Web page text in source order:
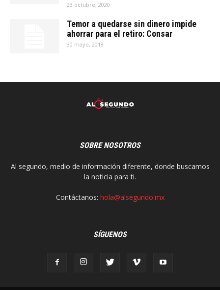
23 octubre, 2020
Temor a quedarse sin dinero impide
ahorrar para el retiro: Consar
30 mayo, 2018
SOBRE NOSOTROS
Al segundo, medio de información diferente, donde buscamos
la noticia para ti.
Contáctanos: hola@alsegundo.mx
SÍGUENOS